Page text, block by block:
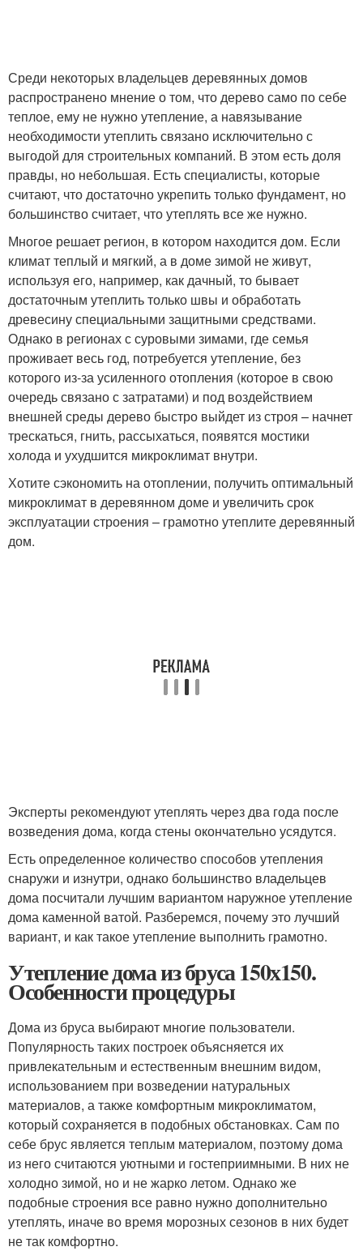
Среди некоторых владельцев деревянных домов
распространено мнение о том, что дерево само по себе
теплое, ему не нужно утепление, а навязывание
необходимости утеплить связано исключительно с
выгодой для строительных компаний. В этом есть доля
правды, но небольшая. Есть специалисты, которые
считают, что достаточно укрепить только фундамент, но
большинство считает, что утеплять все же нужно.
Многое решает регион, в котором находится дом. Если
климат теплый и мягкий, а в доме зимой не живут,
используя его, например, как дачный, то бывает
достаточным утеплить только швы и обработать
древесину специальными защитными средствами.
Однако в регионах с суровыми зимами, где семья
проживает весь год, потребуется утепление, без
которого из-за усиленного отопления (которое в свою
очередь связано с затратами) и под воздействием
внешней среды дерево быстро выйдет из строя – начнет
трескаться, гнить, рассыхаться, появятся мостики
холода и ухудшится микроклимат внутри.
Хотите сэкономить на отоплении, получить оптимальный
микроклимат в деревянном доме и увеличить срок
эксплуатации строения – грамотно утеплите деревянный
дом.
Эксперты рекомендуют утеплять через два года после
возведения дома, когда стены окончательно усядутся.
Есть определенное количество способов утепления
снаружи и изнутри, однако большинство владельцев
дома посчитали лучшим вариантом наружное утепление
дома каменной ватой. Разберемся, почему это лучший
вариант, и как такое утепление выполнить грамотно.
Утепление дома из бруса 150х150.
Особенности процедуры
Дома из бруса выбирают многие пользователи.
Популярность таких построек объясняется их
привлекательным и естественным внешним видом,
использованием при возведении натуральных
материалов, а также комфортным микроклиматом,
который сохраняется в подобных обстановках. Сам по
себе брус является теплым материалом, поэтому дома
из него считаются уютными и гостеприимными. В них не
холодно зимой, но и не жарко летом. Однако же
подобные строения все равно нужно дополнительно
утеплять, иначе во время морозных сезонов в них будет
не так комфортно.